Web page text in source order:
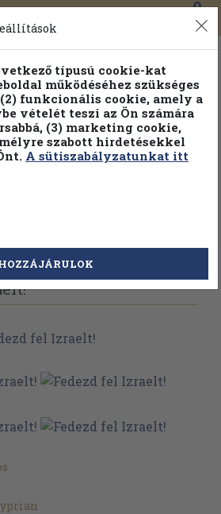
0
1.000.000 kiadványunk közül
kedvezménnyel!
Válasszon példányt
típusú cookie-kat
működéséhez szükséges
funkcionális cookie, amely a
vételét teszi az Ön számára
(3) marketing cookie,
szabott hirdetésekkel
A sütiszabályzatunkat itt